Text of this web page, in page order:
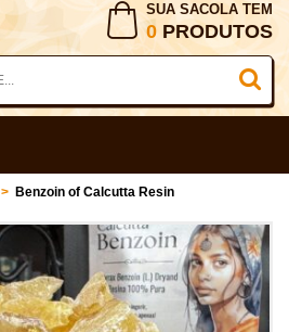
SUA SACOLA TEM
0 PRODUTOS
> Benzoin of Calcutta Resin